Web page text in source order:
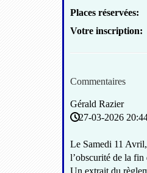
Places réservées:
Votre inscription:
Commentaires
Gérald Razier
27-03-2026
Le Samedi 11 Avril,
l’obscurité de la fin
Un extrait du